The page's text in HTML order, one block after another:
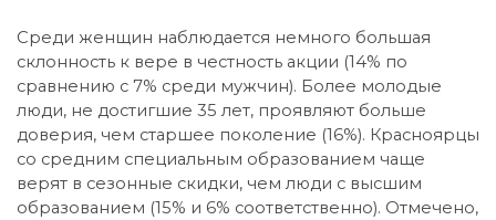
Среди женщин наблюдается немного большая
склонность к вере в честность акции (14% по
сравнению с 7% среди мужчин). Более молодые
люди, не достигшие 35 лет, проявляют больше
доверия, чем старшее поколение (16%). Красноярцы
со средним специальным образованием чаще
верят в сезонные скидки, чем люди с высшим
образованием (15% и 6% соответственно). Отмечено,